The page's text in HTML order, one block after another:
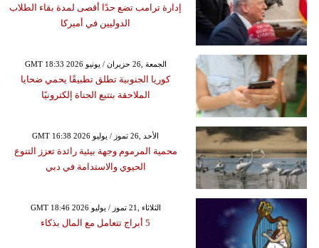
إدارة ترامب تضع حدًا أقصى لمدة بقاء الطلاب
الدوليين في أميركا
GMT 18:33 2026 الجمعة ,26 حزيران / يونيو
كوريا الجنوبية تطلق تطبيقًا يحمي ضحايا
الملاحقة بتتبع الجناة إلكترونيًا
GMT 16:38 2026 الأحد ,26 تموز / يوليو
محمية المرموم وجهة بيئية رائدة تعزز التنوع
الحيوي والاستدامة في دبي
GMT 18:46 2026 الثلاثاء ,21 تموز / يوليو
5 أبراج تتعامل مع المال بذكاء